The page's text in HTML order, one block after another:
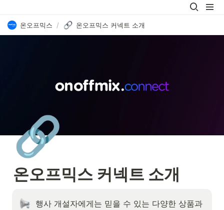
온오프믹스 / 온오프믹스 커넥트 소개
🔗
온오프믹스 커넥트 소개
행사 개설자에게는 믿을 수 있는 다양한 상품과